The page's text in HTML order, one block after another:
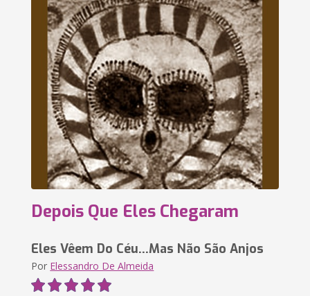
Depois Que Eles Chegaram
Eles Vêem Do Céu...Mas Não São Anjos
Por Elessandro De Almeida